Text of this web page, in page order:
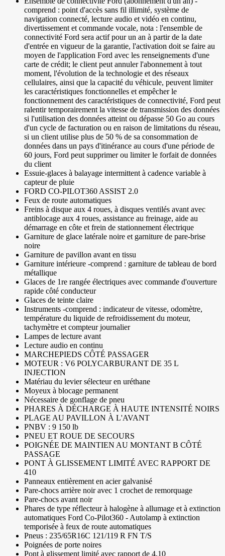
comprend : point d'accès sans fil illimité, système de
navigation connecté, lecture audio et vidéo en continu,
divertissement et commande vocale, nota : l'ensemble de
connectivité Ford sera actif pour un an à partir de la date
d'entrée en vigueur de la garantie, l'activation doit se faire au
moyen de l'application Ford avec les renseignements d'une
carte de crédit; le client peut annuler l'abonnement à tout
moment, l'évolution de la technologie et des réseaux
cellulaires, ainsi que la capacité du véhicule, peuvent limiter
les caractéristiques fonctionnelles et empêcher le
fonctionnement des caractéristiques de connectivité, Ford peut
ralentir temporairement la vitesse de transmission des données
si l'utilisation des données atteint ou dépasse 50 Go au cours
d'un cycle de facturation ou en raison de limitations du réseau,
si un client utilise plus de 50 % de sa consommation de
données dans un pays d'itinérance au cours d'une période de
60 jours, Ford peut supprimer ou limiter le forfait de données
du client
Essuie-glaces à balayage intermittent à cadence variable à
capteur de pluie
FORD CO-PILOT360 ASSIST 2.0
Feux de route automatiques
Freins à disque aux 4 roues, à disques ventilés avant avec
antiblocage aux 4 roues, assistance au freinage, aide au
démarrage en côte et frein de stationnement électrique
Garniture de glace latérale noire et garniture de pare-brise
noire
Garniture de pavillon avant en tissu
Garniture intérieure -comprend : garniture de tableau de bord
métallique
Glaces de 1re rangée électriques avec commande d'ouverture
rapide côté conducteur
Glaces de teinte claire
Instruments -comprend : indicateur de vitesse, odomètre,
température du liquide de refroidissement du moteur,
tachymètre et compteur journalier
Lampes de lecture avant
Lecture audio en continu
MARCHEPIEDS CÔTÉ PASSAGER
MOTEUR : V6 POLYCARBURANT DE 35 L
INJECTION
Matériau du levier sélecteur en uréthane
Moyeux à blocage permanent
Nécessaire de gonflage de pneu
PHARES À DÉCHARGE À HAUTE INTENSITÉ NOIRS
PLAGE AU PAVILLON À L'AVANT
PNBV : 9 150 lb
PNEU ET ROUE DE SECOURS
POIGNÉE DE MAINTIEN AU MONTANT B CÔTÉ
PASSAGE
PONT À GLISSEMENT LIMITÉ AVEC RAPPORT DE
410
Panneaux entièrement en acier galvanisé
Pare-chocs arrière noir avec 1 crochet de remorquage
Pare-chocs avant noir
Phares de type réflecteur à halogène à allumage et à extinction
automatiques Ford Co-Pilot360 - Autolamp à extinction
temporisée à feux de route automatiques
Pneus : 235/65R16C 121/119 R FN T/S
Poignées de porte noires
Pont à glissement limité avec rapport de 4,10